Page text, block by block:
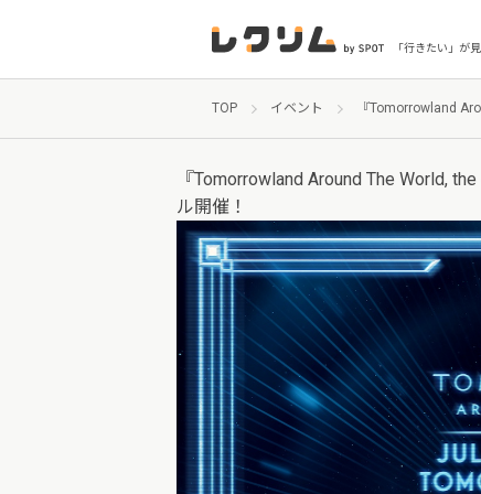
「行きたい」が
TOP イベント 『Tomorrowland
『Tomorrowland Around The World,
ル開催！